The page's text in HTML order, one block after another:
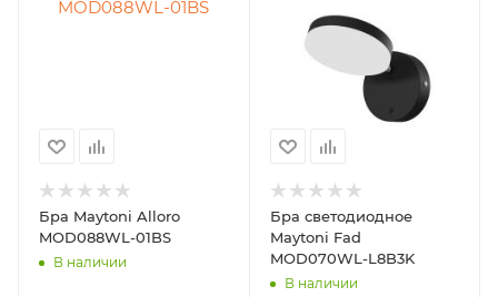
Бра Maytoni Alloro
MOD088WL-01BS
В наличии
Бра светодиодное
Maytoni Fad
MOD070WL-L8B3K
В наличии